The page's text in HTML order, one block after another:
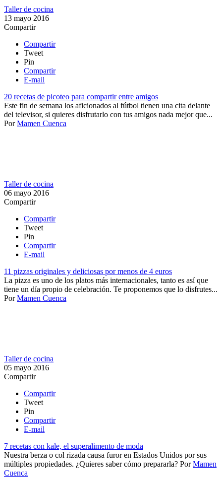
Taller de cocina
13 mayo 2016
Compartir
Compartir
Tweet
Pin
Compartir
E-mail
20 recetas de picoteo para compartir entre amigos
Este fin de semana los aficionados al fútbol tienen una cita delante
del televisor, si quieres disfrutarlo con tus amigos nada mejor que...
PorMamen Cuenca
Taller de cocina
06 mayo 2016
Compartir
Compartir
Tweet
Pin
Compartir
E-mail
11 pizzas originales y deliciosas por menos de 4 euros
La pizza es uno de los platos más internacionales, tanto es así que
tiene un día propio de celebración. Te proponemos que lo disfrutes...
PorMamen Cuenca
Taller de cocina
05 mayo 2016
Compartir
Compartir
Tweet
Pin
Compartir
E-mail
7 recetas con kale, el superalimento de moda
Nuestra berza o col rizada causa furor en Estados Unidos por sus
múltiples propiedades. ¿Quieres saber cómo prepararla? PorMamen
Cuenca